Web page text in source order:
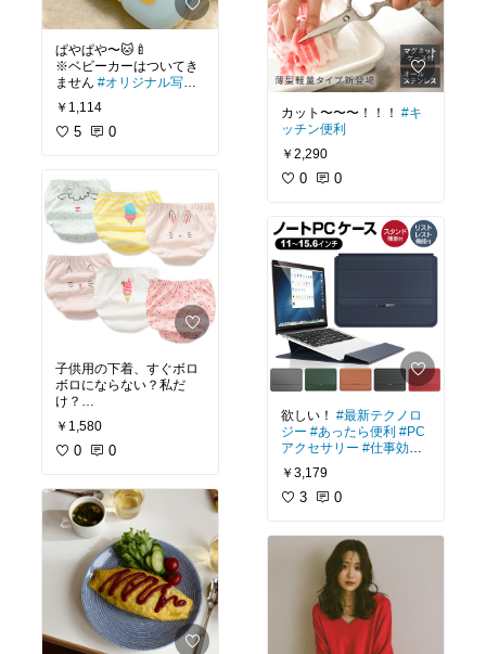
ぱやぱや〜🐱🍼
※ベビーカーはついてき
ません #オリジナル写真
#大人も楽しめる
い #誕生日プレゼント
おうち時間充実
￥1,114
5 0
子供用の下着、すぐボロ
ボロにならない？私だ
#保育園準備
￥1,580
0 0
カット〜〜〜！！！ #キ
ッチン便利
￥2,290
0 0
欲しい！ #最新テクノロ
ジー #あったら便利 #PC
アクセサリー #仕事効率
化 #便利グッズ
￥3,179
3 0